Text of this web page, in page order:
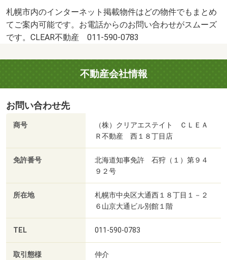
札幌市内のインターネット掲載物件はどの物件でもまとめ
てご案内可能です。お電話からのお問い合わせがスムーズ
です。CLEAR不動産 011-590-0783
不動産会社情報
お問い合わせ先
商号
（株）クリアエステイト ＣＬＥＡ
Ｒ不動産 西１８丁目店
免許番号
北海道知事免許 石狩（１）第９４
９２号
所在地
札幌市中央区大通西１８丁目１－２
６山京大通ビル別館１階
TEL 011-590-0783
取引態様 仲介